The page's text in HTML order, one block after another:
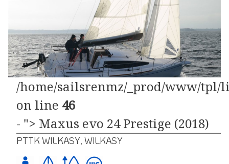
/home/sailsrenmz/_prod/www/tpl/
on line 46
- "> Maxus evo 24 Prestige (2018)
PTTK WILKASY, WILKASY